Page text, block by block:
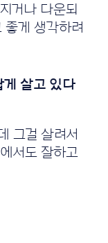
거나 다운되
게 생각하려
그걸 살려서
서도 잘하고